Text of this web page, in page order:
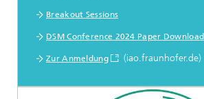
Breakout Sessions
DSM Conference 2024 Paper Download
Zur Anmeldung (iao.fraunhofer.de)